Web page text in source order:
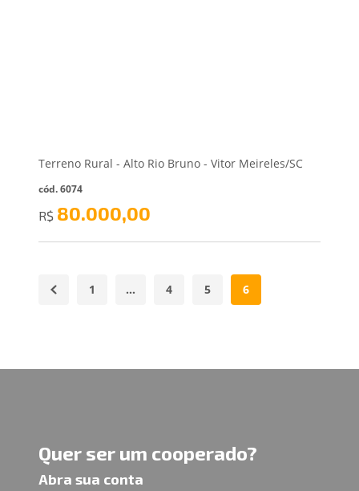
Terreno Rural - Alto Rio Bruno - Vitor Meireles/SC
cód. 6074
R$ 80.000,00
1 … 4 5 6
Quer ser um cooperado?
Abra sua conta